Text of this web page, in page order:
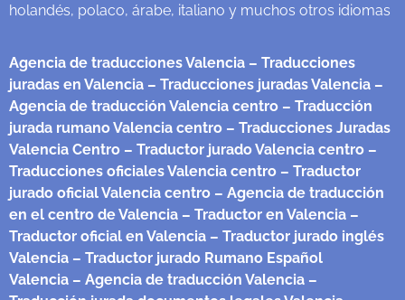
holandés, polaco, árabe, italiano y muchos otros idiomas
Agencia de traducciones Valencia – Traducciones
juradas en Valencia – Traducciones juradas Valencia –
Agencia de traducción Valencia centro – Traducción
jurada rumano Valencia centro – Traducciones Juradas
Valencia Centro – Traductor jurado Valencia centro –
Traducciones oficiales Valencia centro – Traductor
jurado oficial Valencia centro – Agencia de traducción
en el centro de Valencia – Traductor en Valencia –
Traductor oficial en Valencia – Traductor jurado inglés
Valencia – Traductor jurado Rumano Español
Valencia – Agencia de traducción Valencia –